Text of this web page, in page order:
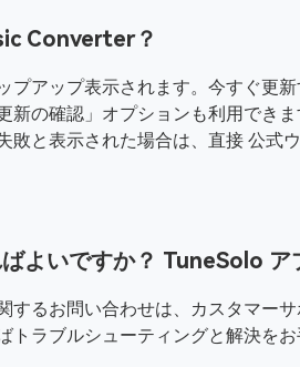
Converter？
アップ表示されます。今すぐ更
の確認」オプションも利用でき
敗と表示された場合は、直接 公式
よいですか？ TuneSolo ア
るお問い合わせは、カスタマー
ラブルシューティングと解決を